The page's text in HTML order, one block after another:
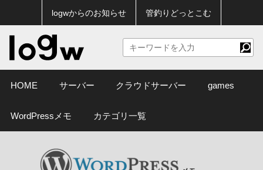
logwからのお知らせ 管釣りどっとこむ
HOME サーバー クラウドサーバー games
WordPressメモ カテゴリ一覧